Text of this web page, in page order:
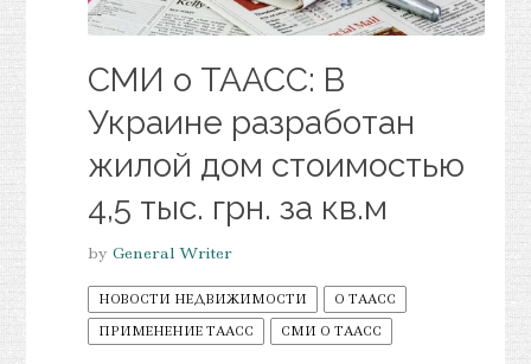
СМИ о ТААСС: В
Украине разработан
жилой дом стоимостью
4,5 тыс. грн. за кв.м
by General Writer
НОВОСТИ НЕДВИЖИМОСТИ
О ТААСС
ПРИМЕНЕНИЕ ТААСС
СМИ О ТААСС